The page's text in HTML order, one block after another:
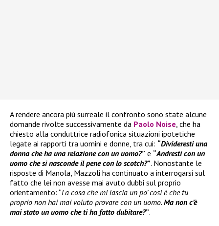
A rendere ancora più surreale il confronto sono state alcune
domande rivolte successivamente da Paolo Noise, che ha
chiesto alla conduttrice radiofonica situazioni ipotetiche
legate ai rapporti tra uomini e donne, tra cui: “Divideresti una
donna che ha una relazione con un uomo?” e “Andresti con un
uomo che si nasconde il pene con lo scotch?”. Nonostante le
risposte di Manola, Mazzoli ha continuato a interrogarsi sul
fatto che lei non avesse mai avuto dubbi sul proprio
orientamento: “La cosa che mi lascia un po’ così è che tu
proprio non hai mai voluto provare con un uomo.Ma non c’è
mai stato un uomo che ti ha fatto dubitare?”.